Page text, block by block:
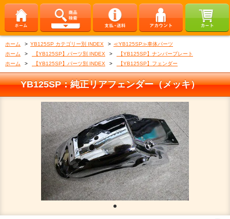
ホーム > YB125SP カテゴリー別 INDEX > ≪YB125SP≫車体パーツ
ホーム
> 【YB125SP】パーツ別 INDEX >
【YB125SP】ナンバープレート
ホーム
> 【YB125SP】パーツ別 INDEX > 【YB125SP】フェンダー
YB125SP：純正リアフェンダー（メッキ）